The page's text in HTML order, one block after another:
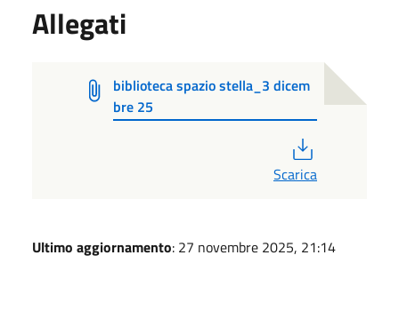
Allegati
biblioteca spazio stella_3 dicem
bre 25
Scarica
Ultimo aggiornamento: 27 novembre 2025, 21:14